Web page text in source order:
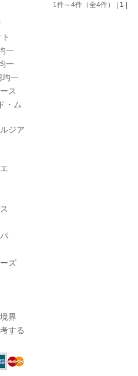
一
一
均一
ス
・ム
ジア
ズ
界
する
1件～4件（全4件） | 1